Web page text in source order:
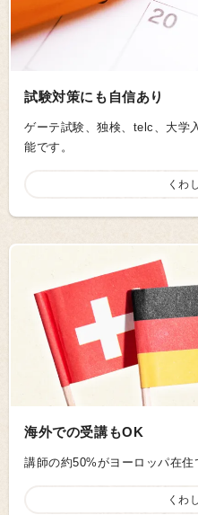
試験対策にも自信あり
ゲーテ試験、独検、telc、大学
能です。
くわ
海外での受講もOK
講師の約50%がヨーロッパ在住
くわ